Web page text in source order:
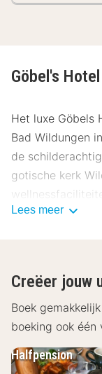
Göbel's
Het luxe Göbels
Bad Wildungen
de
gotische kerk
wandeling door
kamers die allen
televisie, radio,
in de badkamer
badjassen.
Lees meer
Creëer jouw
Boek
boeking ook één
Halfpension